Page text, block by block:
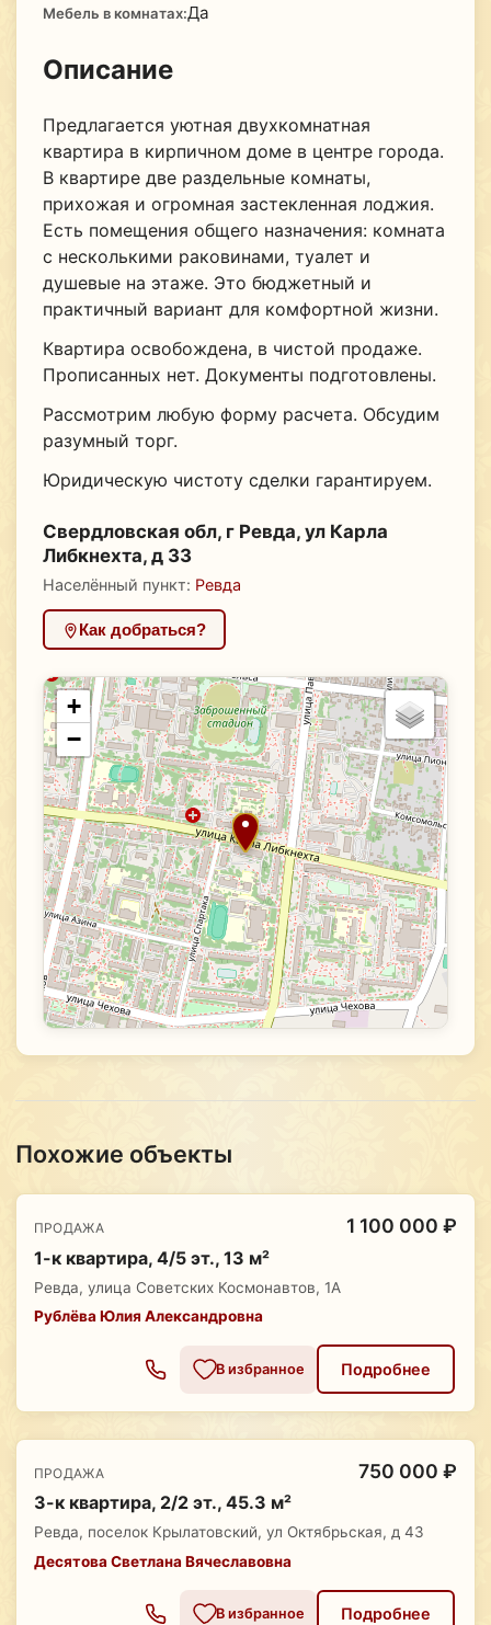
Мебель в комнатах:Да
Описание
Предлагается уютная двухкомнатная
квартира в кирпичном доме в центре города.
В квартире две раздельные комнаты,
прихожая и огромная застекленная лоджия.
Есть помещения общего назначения: комната
с несколькими раковинами, туалет и
душевые на этаже. Это бюджетный и
практичный вариант для комфортной жизни.
Квартира освобождена, в чистой продаже.
Прописанных нет. Документы подготовлены.
Рассмотрим любую форму расчета. Обсудим
разумный торг.
Юридическую чистоту сделки гарантируем.
Свердловская обл, г Ревда, ул Карла
Либкнехта, д 33
Населённый пункт: Ревда
Как добраться?
+
−
Похожие объекты
ПРОДАЖА 1 100 000 ₽
1-к квартира, 4/5 эт., 13 м²
Ревда, улица Советских Космонавтов, 1А
Рублёва Юлия Александровна
В избранное Подробнее
ПРОДАЖА 750 000 ₽
3-к квартира, 2/2 эт., 45.3 м²
Ревда, поселок Крылатовский, ул Октябрьская, д 43
Десятова Светлана Вячеславовна
В избранное Подробнее